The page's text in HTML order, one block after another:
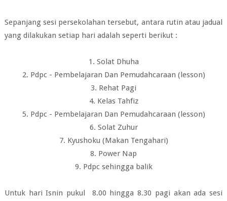
Sepanjang sesi persekolahan tersebut, antara rutin atau jadual
yang dilakukan setiap hari adalah seperti berikut :
1. Solat Dhuha
2. Pdpc - Pembelajaran Dan Pemudahcaraan (lesson)
3. Rehat Pagi
4. Kelas Tahfiz
5. Pdpc - Pembelajaran Dan Pemudahcaraan (lesson)
6. Solat Zuhur
7. Kyushoku (Makan Tengahari)
8. Power Nap
9. Pdpc sehingga balik
Untuk hari Isnin pukul 8.00 hingga 8.30 pagi akan ada sesi